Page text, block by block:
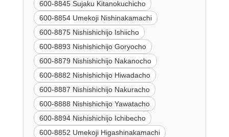
600-8845 Sujaku Kitanokuchicho
600-8854 Umekoji Nishinakamachi
600-8875 Nishishichijo Ishiicho
600-8893 Nishishichijo Goryocho
600-8879 Nishishichijo Nakanocho
600-8882 Nishishichijo Hiwadacho
600-8887 Nishishichijo Nakuracho
600-8888 Nishishichijo Yawatacho
600-8894 Nishishichijo Ichibecho
600-8852 Umekoji Higashinakamachi